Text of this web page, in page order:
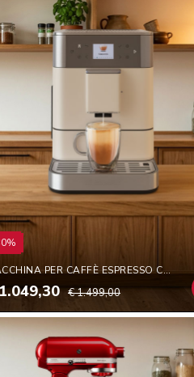
MACCHINA PER CAFFÈ ESPRESSO COMPLETAMENTE AUTOMATICA KF6
€ 1.499,00